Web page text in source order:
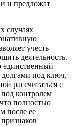
и предложат
случаях
учесть
деятельность.
единственный
под ключ,
рассчитаться с
контролем
полностью
после ее